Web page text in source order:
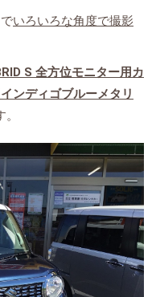
いろいろな角度で撮影
S 全方位モニター用カ
インディゴブルーメタリ